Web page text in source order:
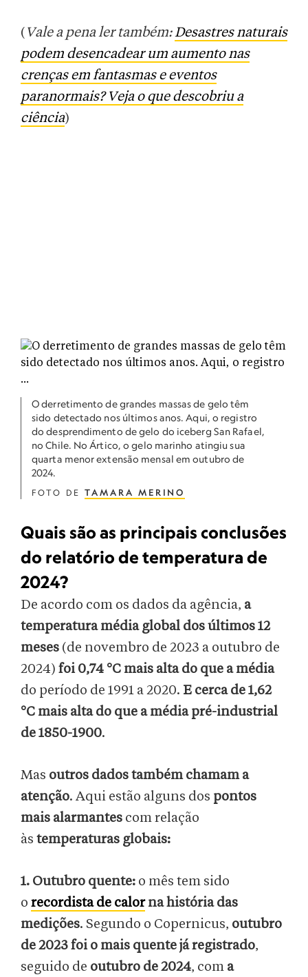
( Vale a pena ler também:Desastres naturais
podem desencadear um aumento nas
crenças em fantasmas e eventos
paranormais? Veja o que descobriu a
ciência)
O derretimento de grandes massas de gelo têm
sido detectado nos últimos anos. Aqui, o registro
do desprendimento de gelo do iceberg San Rafael,
no Chile. No Ártico, o gelo marinho atingiu sua
quarta menor extensão mensal em outubro de
2024.
FOTO DE TAMARA MERINO
Quais são as principais conclusões
do relatório de temperatura de
2024?
De acordo com os dados da agência, a
temperatura média global dos últimos 12
meses (de novembro de 2023 a outubro de
2024) foi 0,74 °C mais alta do que a média
do período de 1991 a 2020. E cerca de 1,62
°C mais alta do que a média pré-industrial
de 1850-1900.
Mas outros dados também chamam a
atenção. Aqui estão alguns dos pontos
mais alarmantes com relação
às temperaturas globais:
1. Outubro quente: o mês tem sido
o recordista de calorna história das
medições. Segundo o Copernicus, outubro
de 2023 foi o mais quente já registrado,
seguido de outubro de 2024, com a